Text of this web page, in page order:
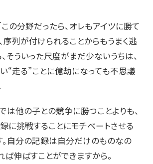
の分野だったら、オレもアイツに勝て
序列が付けられることからもうまく逃
そういった尺度がまだ少ないうちは、
“走る”ことに億劫になっても不思議
は他の子との競争に勝つことよりも、
に挑戦することにモチベートさせる
。自分の記録は自分だけのものなの
ば伸ばすことができますから。